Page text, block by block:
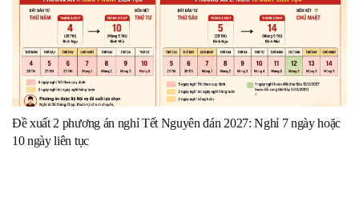
Đề xuất 2 phương án nghỉ Tết Nguyên đán 2027: Nghỉ 7 ngày hoặc
10 ngày liên tục